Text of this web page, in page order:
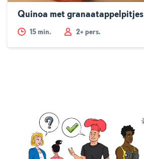
Quinoa met granaatappelpitjes
15 min. 2+ pers.